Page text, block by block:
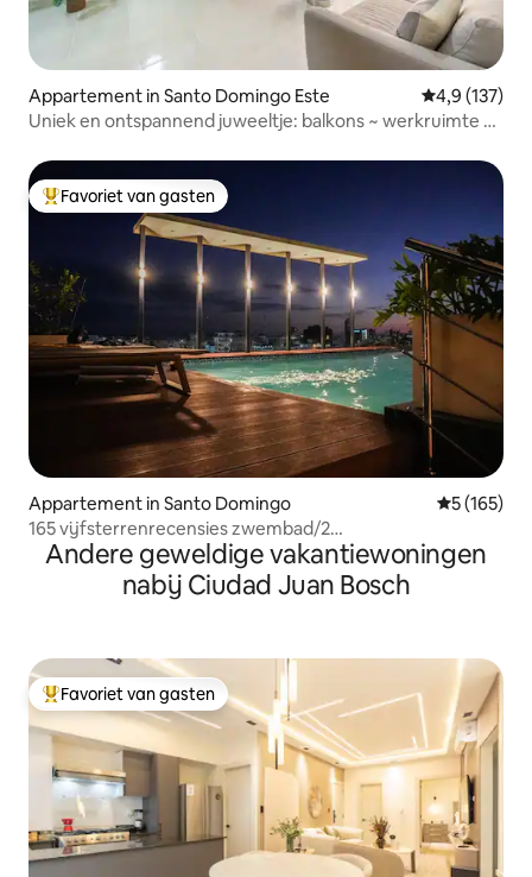
Appartement in Santo Domingo Este Gemiddelde
4,9 (137)
Uniek en ontspannend juweeltje: balkons ~ werkruimte ~
Topfavoriet van gasten
Favoriet van gasten
Appartement in Santo Domingo
5 (165)
165 vijfsterrenrecensies zwembad/2
jacuzzi's/fitnessruimte
Andere geweldige vakantiewoningen
nabij Ciudad Juan Bosch
Topfavoriet van gasten
Favoriet van gasten